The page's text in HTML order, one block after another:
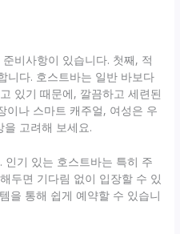
비사항이 있습니다. 첫째, 적
니다. 호스트바는 일반 바보다
있기 때문에, 깔끔하고 세련된
이나 스마트 캐주얼, 여성은 우
고려해 보세요.
기 있는 호스트바는 특히 주
두면 기다림 없이 입장할 수 있
을 통해 쉽게 예약할 수 있습니